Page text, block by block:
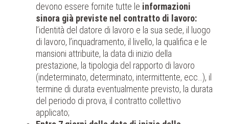
devono essere fornite tutte le informazioni
sinora già previste nel contratto di lavoro:
l’identità del datore di lavoro e la sua sede, il luogo
di lavoro, l’inquadramento, il livello, la qualifica e le
mansioni attribuite, la data di inizio della
prestazione, la tipologia del rapporto di lavoro
(indeterminato, determinato, intermittente, ecc…), il
termine di durata eventualmente previsto, la durata
del periodo di prova, il contratto collettivo
applicato;